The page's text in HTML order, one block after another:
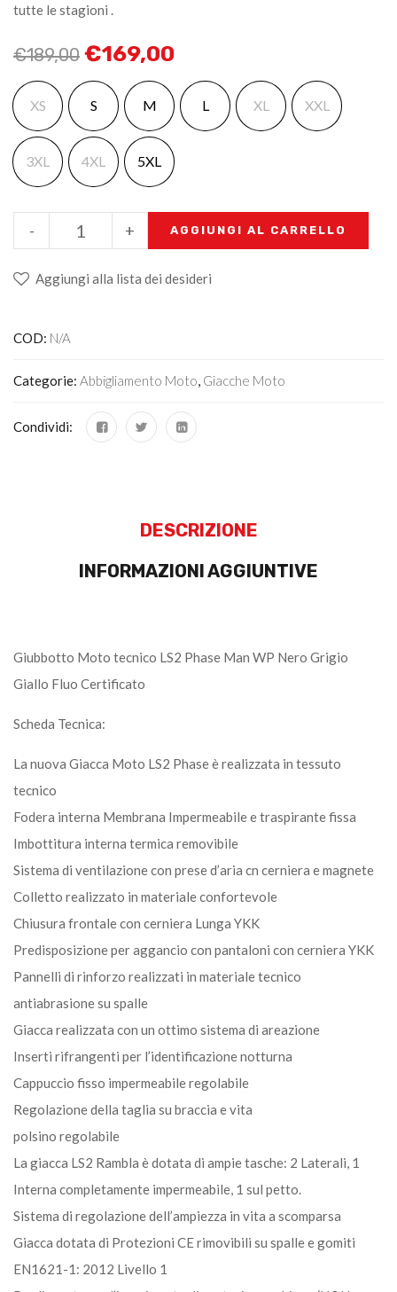
tutte le stagioni .
€189,00 €169,00
XS S M L XL XXL
3XL 4XL 5XL
+
- AGGIUNGI AL CARRELLO
Aggiungi alla lista dei desideri
COD: N/A
Categorie: Abbigliamento Moto, Giacche Moto
Condividi:
DESCRIZIONE
INFORMAZIONI AGGIUNTIVE
Giubbotto Moto tecnico LS2 Phase Man WP Nero Grigio
Giallo Fluo Certificato
Scheda Tecnica:
La nuova Giacca Moto LS2 Phase è realizzata in tessuto
tecnico
Fodera interna Membrana Impermeabile e traspirante fissa
Imbottitura interna termica removibile
Sistema di ventilazione con prese d’aria cn cerniera e magnete
Colletto realizzato in materiale confortevole
Chiusura frontale con cerniera Lunga YKK
Predisposizione per aggancio con pantaloni con cerniera YKK
Pannelli di rinforzo realizzati in materiale tecnico
antiabrasione su spalle
Giacca realizzata con un ottimo sistema di areazione
Inserti rifrangenti per l’identificazione notturna
Cappuccio fisso impermeabile regolabile
Regolazione della taglia su braccia e vita
polsino regolabile
La giacca LS2 Rambla è dotata di ampie tasche: 2 Laterali, 1
Interna completamente impermeabile, 1 sul petto.
Sistema di regolazione dell’ampiezza in vita a scomparsa
Giacca dotata di Protezioni CE rimovibili su spalle e gomiti
EN1621-1: 2012 Livello 1